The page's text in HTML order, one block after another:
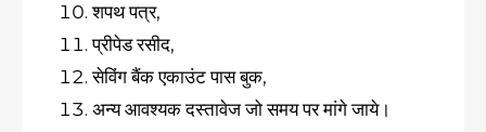
शपथ पत्र,
प्रीपेड रसीद,
सेविंग बैंक एकाउंट पास बुक,
अन्य आवश्यक दस्तावेज जो समय पर मांगे जाये।